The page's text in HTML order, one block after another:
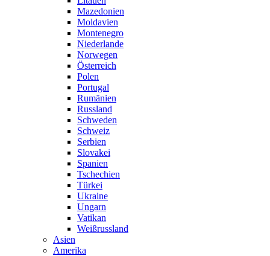
Mazedonien
Moldavien
Montenegro
Niederlande
Norwegen
Österreich
Polen
Portugal
Rumänien
Russland
Schweden
Schweiz
Serbien
Slovakei
Spanien
Tschechien
Türkei
Ukraine
Ungarn
Vatikan
Weißrussland
Asien
Amerika